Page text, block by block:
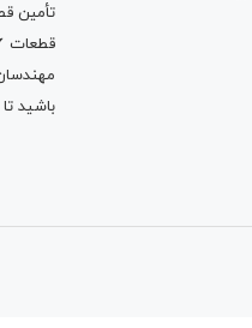
تأمین
قطعات
باشید